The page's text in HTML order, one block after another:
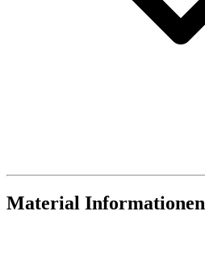
Material Informationen